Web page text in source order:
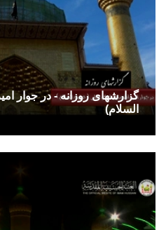
گزارشهای روزانه - در جوار
السلام)